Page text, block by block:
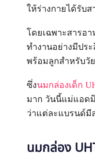
ให้ร่างกายได้รับ
โดยเฉพาะสารอ
ทำงานอย่างมีปร
พร้อมลูกสำหรับวั
ซึ่งนมกล่องเด็ก
มาก วันนี้แม่แอดมิ
ว่าแต่ละแบรนด์มี
นมกล่อง